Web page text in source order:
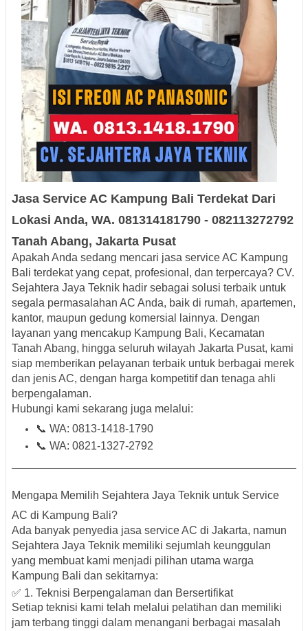
Jasa Service AC Kampung Bali Terdekat Dari
Lokasi Anda, WA. 081314181790 - 082113272792
Tanah Abang, Jakarta Pusat
Apakah Anda sedang mencari jasa service AC Kampung
Bali terdekatyang cepat, profesional, dan terpercaya? CV.
Sejahtera Jaya Teknik hadir sebagai solusi terbaik untuk
segala permasalahan AC Anda, baik di rumah, apartemen,
kantor, maupun gedung komersial lainnya. Dengan
layanan yang mencakup Kampung Bali, Kecamatan
Tanah Abang, hingga seluruh wilayah Jakarta Pusat, kami
siap memberikan pelayanan terbaik untuk berbagai merek
dan jenis AC, dengan harga kompetitifdan tenaga ahli
berpengalaman.
Hubungi kami sekarang juga melalui:
📞 WA: 0813-1418-1790
📞 WA: 0821-1327-2792
Mengapa Memilih Sejahtera Jaya Teknik untuk Service
AC di Kampung Bali?
Ada banyak penyedia jasa service AC di Jakarta, namun
Sejahtera Jaya Teknik memiliki sejumlah keunggulan
yang membuat kami menjadi pilihan utama warga
Kampung Bali dan sekitarnya:
✅ 1. Teknisi Berpengalaman dan Bersertifikat
Setiap teknisi kami telah melalui pelatihan dan memiliki
jam terbang tinggi dalam menangani berbagai masalah